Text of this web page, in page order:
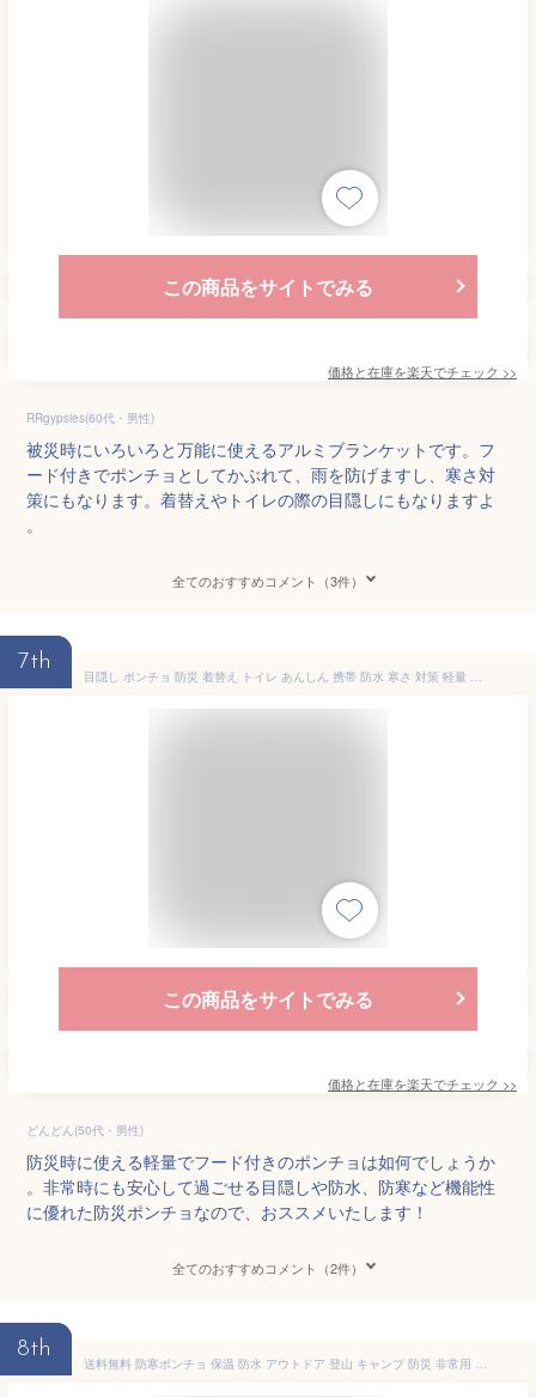
この商品をサイトでみる
価格と在庫を楽天でチェック >>
RRgypsies(60代・男性)
被災時にいろいろと万能に使えるアルミブランケットです。フ
ード付きでポンチョとしてかぶれて、雨を防げますし、寒さ対
策にもなります。着替えやトイレの際の目隠しにもなりますよ
。
全てのおすすめコメント（3件）
7th
目隠し ポンチョ 防災 着替え トイレ あんしん 携帯 防水 寒さ 対策 軽量 フード付き 避難 雨具 グッズ 一枚入 男女兼用
この商品をサイトでみる
価格と在庫を楽天でチェック >>
どんどん(50代・男性)
防災時に使える軽量でフード付きのポンチョは如何でしょうか
。非常時にも安心して過ごせる目隠しや防水、防寒など機能性
に優れた防災ポンチョなので、おススメいたします！
全てのおすすめコメント（2件）
8th
送料無料 防寒ポンチョ 保温 防水 アウトドア 登山 キャンプ 防災 非常用 寒さ対策 雨対策 サバイバルシート エマージェンシーシート レインコート カッパ 緊急